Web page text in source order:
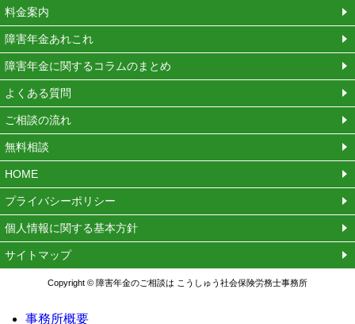
料金案内
障害年金あれこれ
障害年金に関するコラムのまとめ
よくある質問
ご相談の流れ
無料相談
HOME
プライバシーポリシー
個人情報に関する基本方針
サイトマップ
Copyright © 障害年金のご相談は こうしゅう社会保険労務士事務所
事務所概要